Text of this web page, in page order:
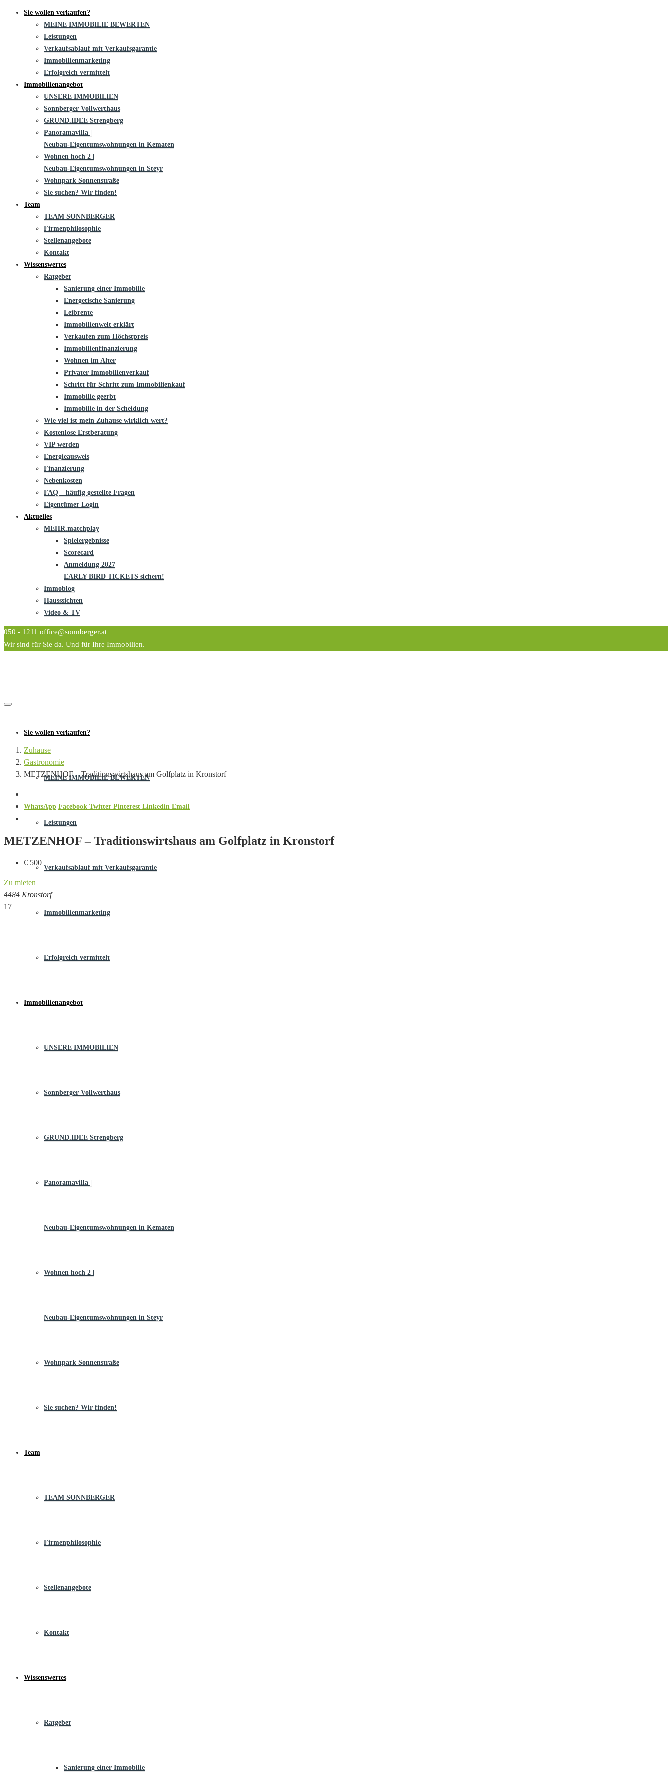
Sie wollen verkaufen?
MEINE IMMOBILIE BEWERTEN
Leistungen
Verkaufsablauf mit Verkaufsgarantie
Immobilienmarketing
Erfolgreich vermittelt
Immobilienangebot
UNSERE IMMOBILIEN
Sonnberger Vollwerthaus
GRUND.IDEE Strengberg
Panoramavilla |
Neubau-Eigentums­­wohnungen in Kematen
Wohnen hoch 2 |
Neubau-Eigentumswohnungen in Steyr
Wohnpark Sonnenstraße
Sie suchen? Wir finden!
Team
TEAM SONNBERGER
Firmenphilosophie
Stellenangebote
Kontakt
Wissenswertes
Ratgeber
Sanierung einer Immobilie
Energetische Sanierung
Leibrente
Immobilienwelt erklärt
Verkaufen zum Höchstpreis
Immobilienfinanzierung
Wohnen im Alter
Privater Immobilienverkauf
Schritt für Schritt zum Immobilienkauf
Immobilie geerbt
Immobilie in der Scheidung
Wie viel ist mein Zuhause wirklich wert?
Kostenlose Erstberatung
VIP werden
Energieausweis
Finanzierung
Nebenkosten
FAQ – häufig gestellte Fragen
Eigentümer Login
Aktuelles
MEHR.matchplay
Spielergebnisse
Scorecard
Anmeldung 2027
EARLY BIRD TICKETS sichern!
Immoblog
Hausssichten
Video & TV
050 - 1211 office@sonnberger.at
Wir sind für Sie da. Und für Ihre Immobilien.
Sie wollen verkaufen?
MEINE IMMOBILIE BEWERTEN
Leistungen
Verkaufsablauf mit Verkaufsgarantie
Immobilienmarketing
Erfolgreich vermittelt
Immobilienangebot
UNSERE IMMOBILIEN
Sonnberger Vollwerthaus
GRUND.IDEE Strengberg
Panoramavilla |
Neubau-Eigentums­­wohnungen in Kematen
Wohnen hoch 2 |
Neubau-Eigentumswohnungen in Steyr
Wohnpark Sonnenstraße
Sie suchen? Wir finden!
Team
TEAM SONNBERGER
Firmenphilosophie
Stellenangebote
Kontakt
Wissenswertes
Ratgeber
Sanierung einer Immobilie
Zuhause
Gastronomie
METZENHOF – Traditionswirtshaus am Golfplatz in Kronstorf
WhatsApp Facebook Twitter Pinterest Linkedin Email
METZENHOF – Traditionswirtshaus am Golfplatz in Kronstorf
€ 500
Zu mieten
4484 Kronstorf
17